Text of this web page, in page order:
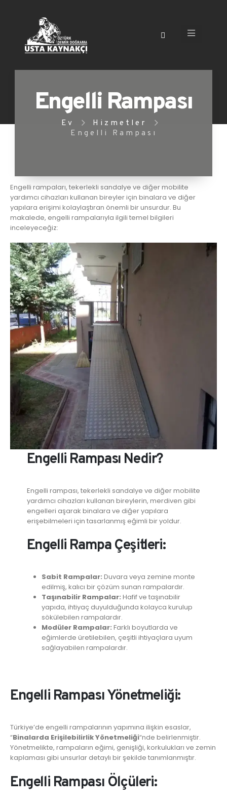
Engelli Rampası
Ev
Hizmetler
Engelli Rampası
Engelli rampaları, tekerlekli sandalye ve diğer mobilite
yardımcı cihazları kullanan bireyler için binalara ve diğer
yapılara erişimi kolaylaştıran önemli bir unsurdur. Bu
makalede, engelli rampalarıyla ilgili temel bilgileri
inceleyeceğiz:
Engelli Rampası Nedir?
Engelli rampası, tekerlekli sandalye ve diğer mobilite
yardımcı cihazları kullanan bireylerin, merdiven gibi
engelleri aşarak binalara ve diğer yapılara
erişebilmeleri için tasarlanmış eğimli bir yoldur.
Engelli Rampa Çeşitleri:
Sabit Rampalar: Duvara veya zemine monte
edilmiş, kalıcı bir çözüm sunan rampalardır.
Taşınabilir Rampalar: Hafif ve taşınabilir
yapıda, ihtiyaç duyulduğunda kolayca kurulup
sökülebilen rampalardır.
Modüler Rampalar: Farklı boyutlarda ve
eğimlerde üretilebilen, çeşitli ihtiyaçlara uyum
sağlayabilen rampalardır.
Engelli Rampası Yönetmeliği:
Türkiye’de engelli rampalarının yapımına ilişkin esaslar,
“Binalarda Erişilebilirlik Yönetmeliği“nde belirlenmiştir.
Yönetmelikte, rampaların eğimi, genişliği, korkulukları ve zemin
kaplaması gibi unsurlar detaylı bir şekilde tanımlanmıştır.
Engelli Rampası Ölçüleri: